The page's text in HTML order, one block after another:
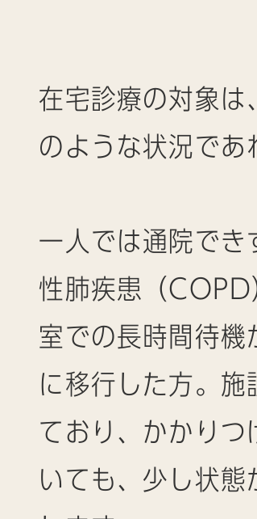
在宅診療の対象は
のような状況であ
一人では通院でき
性肺疾患（COPD
室での長時間待
に移行した方。
ており、かかりつ
いても、少し状